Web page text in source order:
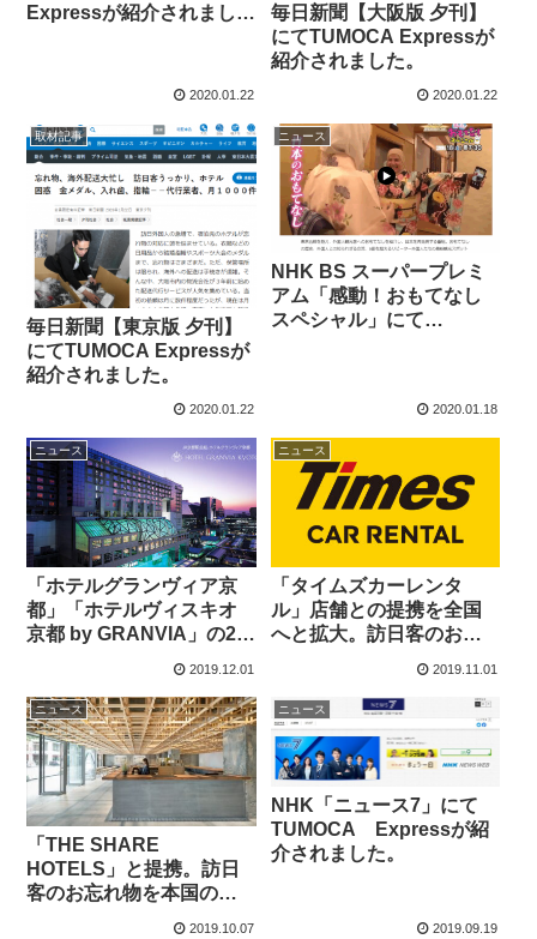
Expressが紹介されまし
2020.01.22
毎日新聞【大阪版 夕刊】
にてTUMOCA Expressが
紹介されました。
2020.01.22
取材記事
毎日新聞【東京版 夕刊】
にてTUMOCA Expressが
紹介されました。
2020.01.22
ニュース
NHK BS スーパープレミ
アム「感動！おもてなし
スペシャル」にて
2020.01.18
ニュース
「ホテルグランヴィア京
都」「ホテルヴィスキオ
京都 by GRANVIA」の2店
れ物を本国のご自宅まで
お届けします。
2019.12.01
ニュース
「タイムズカーレンタ
ル」店舗との提携を全国
へと拡大。訪日客のお忘
2019.11.01
ニュース
「THE SHARE
HOTELS」と提携。訪日
客のお忘れ物を本国のご
2019.10.07
ニュース
NHK「ニュース7」にて
TUMOCA Expressが紹
介されました。
2019.09.19